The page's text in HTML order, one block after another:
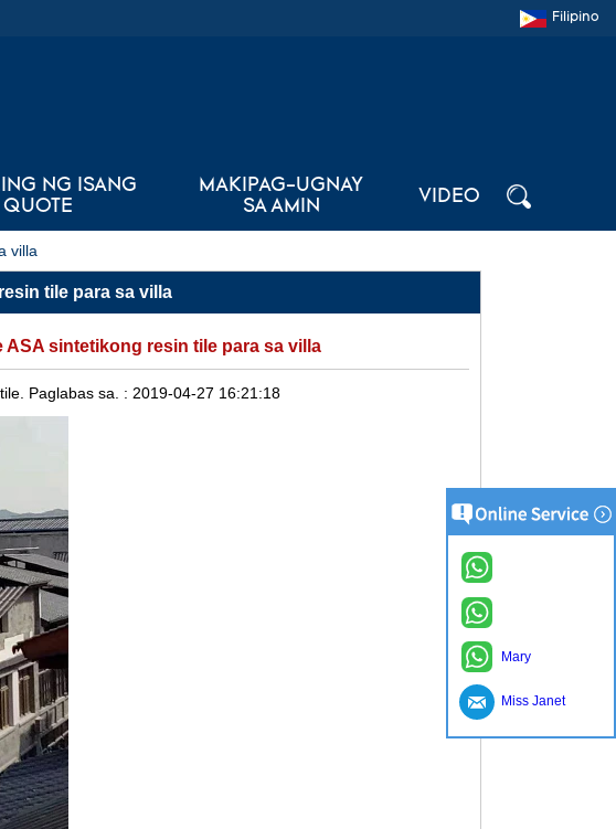
Filipino
NG ISANG
QUOTE
MAKIPAG-UGNAY
SA AMIN
VIDEO
villa
tile para sa villa
sintetikong resin tile para sa villa
Paglabas sa. : 2019-04-27 16:21:18
Mary
Miss Janet